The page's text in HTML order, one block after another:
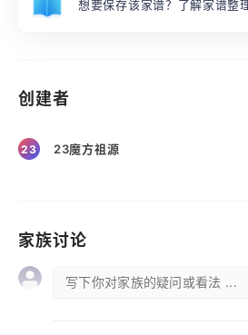
想要保存该家谱？了解家谱整
创建者
23 23魔方祖源
家族讨论
写下你对家族的疑问或看法 ...